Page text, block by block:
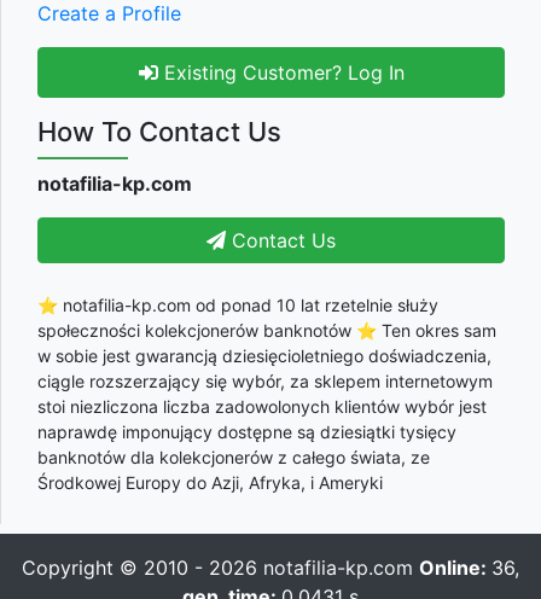
Create a Profile
Existing Customer? Log In
How To Contact Us
notafilia-kp.com
Contact Us
⭐ notafilia-kp.com od ponad 10 lat rzetelnie służy
społeczności kolekcjonerów banknotów ⭐ Ten okres sam
w sobie jest gwarancją dziesięcioletniego doświadczenia,
ciągle rozszerzający się wybór, za sklepem internetowym
stoi niezliczona liczba zadowolonych klientów wybór jest
naprawdę imponujący dostępne są dziesiątki tysięcy
banknotów dla kolekcjonerów z całego świata, ze
Środkowej Europy do Azji, Afryka, i Ameryki
Copyright © 2010 - 2026 notafilia-kp.com Online: 36,